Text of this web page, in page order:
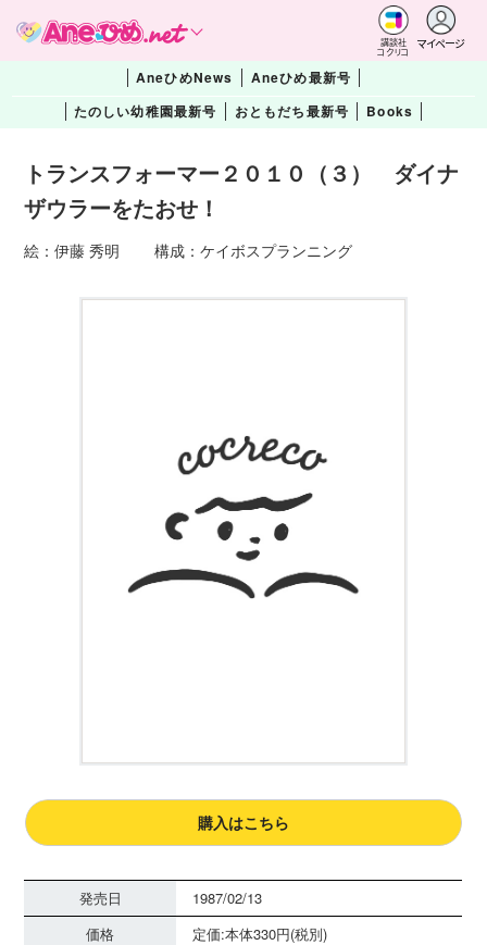
講談社
コクリコ
マイページ
AneひめNews
Aneひめ最新号
たのしい幼稚園最新号
おともだち最新号 Books
トランスフォーマー２０１０（３） ダイナ
ザウラーをたおせ！
絵：伊藤 秀明 構成：ケイボスプランニング
購入はこちら
発売日
1987/02/13
価格
定価:本体330円(税別)